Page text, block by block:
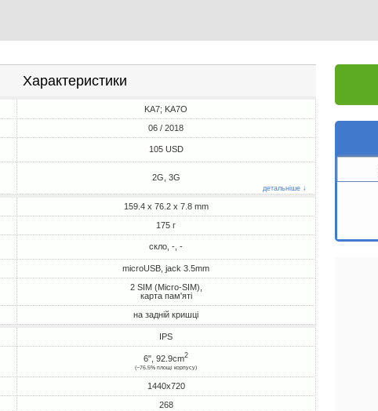
Характеристики
KA7; KA7O
06 / 2018
105 USD
2G, 3G
детальніше ↓
159.4 x 76.2 x 7.8 mm
175 г
скло, -, -
microUSB, jack 3.5mm
2 SIM (Micro-SIM),
карта пам'яті
на задній кришці
IPS
6", 92.9cm2
(~76.5% площі корпусу)
1440x720
268